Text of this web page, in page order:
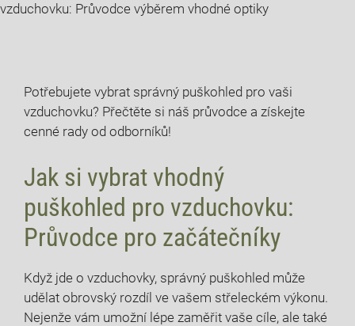
vzduchovku: Průvodce výběrem vhodné optiky
Potřebujete vybrat správný puškohled pro vaši
vzduchovku? Přečtěte si náš průvodce a získejte
cenné rady od odborníků!
Jak si vybrat vhodný
puškohled pro vzduchovku:
Průvodce pro začátečníky
Když jde o vzduchovky, správný puškohled může
udělat obrovský rozdíl ve vašem střeleckém výkonu.
Nejenže vám umožní lépe zaměřit vaše cíle, ale také